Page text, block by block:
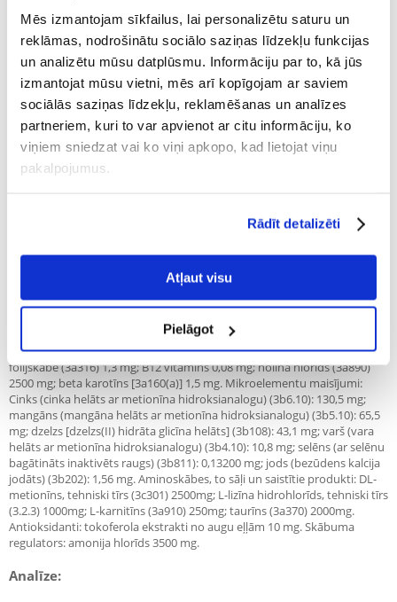
Mēs izmantojam sīkfailus, lai personalizētu saturu un
reklāmas, nodrošinātu sociālo saziņas līdzekļu funkcijas
un analizētu mūsu datplūsmu. Informāciju par to, kā jūs
izmantojat mūsu vietni, mēs arī kopīgojam ar saviem
sociālās saziņas līdzekļu, reklamēšanas un analīzes
partneriem, kuri to var apvienot ar citu informāciju, ko
viņiem sniedzat vai ko viņi apkopo, kad lietojat viņu
pakalpojumus.
Rādīt detalizēti
Atļaut visu
Pielāgot
struvīta akmeņu sastāvdaļa, tāpēc magnija līmeņa pazemināšana
novērš akmeņu atkārtošanos. Vet Life Struvite Management DL-
metionīna un amonija hlorīda sastāvdaļas paskābinošā iedarbība uztur
nedaudz skābu urīna pH, kas palīdz samazināt kristālu veidošanos un
baktēriju savairošanos.
Sastāvs:
Kukurūzas lipeklis, rīsi, dehidrētas vistas olbaltumvielas, auzas, vistas
tauki, hidrolizētas zivju olbaltumvielas, žāvētas olas, zivju eļļa,
Piedevas uz 1 kg:
Vitamīni, provitamīni un citas ķīmiski noteiktas vielas ar līdzīgu
iedarbību: A vitamīns (3a672b) 15000JM; D3 vitamīns (3a671) 600JM; E
125mg; Kalcija D-pantetonāts (3a841) 42mg; B2 vitamīns 17mg; B6
vitamīns (3a381) 7 mg; B1 vitamīns (3a820) 8 mg; biotīns (3a880) 1,3 mg;
folijskābe (3a316) 1,3 mg; B12 vitamīns 0,08 mg; holīna hlorīds (3a890)
2500 mg; beta karotīns [3a160(a)] 1,5 mg. Mikroelementu maisījumi:
Cinks (cinka helāts ar metionīna hidroksianalogu) (3b6.10): 130,5 mg;
mangāns (mangāna helāts ar metionīna hidroksianalogu) (3b5.10): 65,5
mg; dzelzs [dzelzs(II) hidrāta glicīna helāts] (3b108): 43,1 mg; varš (vara
helāts ar metionīna hidroksianalogu) (3b4.10): 10,8 mg; selēns (ar selēnu
bagātināts inaktivēts raugs) (3b811): 0,13200 mg; jods (bezūdens kalcija
jodāts) (3b202): 1,56 mg. Aminoskābes, to sāļi un saistītie produkti: DL-
metionīns, tehniski tīrs (3c301) 2500mg; L-lizīna hidrohlorīds, tehniski tīrs
(3.2.3) 1000mg; L-karnitīns (3a910) 250mg; taurīns (3a370) 2000mg.
Antioksidanti: tokoferola ekstrakti no augu eļļām 10 mg. Skābuma
regulators: amonija hlorīds 3500 mg.
Analīze: